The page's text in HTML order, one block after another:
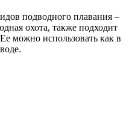
подводного плавания –
охота, также подходит
можно использовать как в